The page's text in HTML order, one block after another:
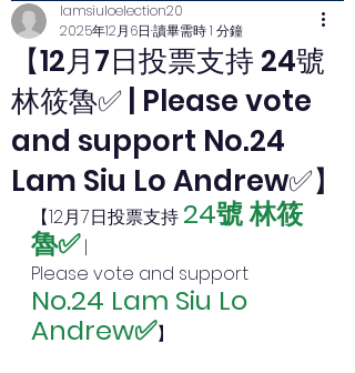
【12月7日投票支持 24號
林筱魯✅ | Please vote
and support No.24
Lam Siu Lo Andrew✅】
lamsiuloelection20
2025年12月6日 讀畢需時 1 分鐘
【12月7日投票支持 24號 林筱
魯✅ |
Please vote and support
No.24 Lam Siu Lo
Andrew✅】